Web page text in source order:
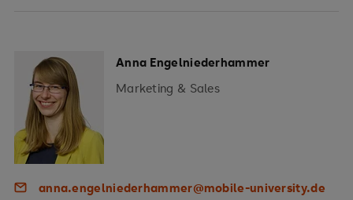
Anna Engelniederhammer
Marketing & Sales
anna.engelniederhammer@mobile-university.de